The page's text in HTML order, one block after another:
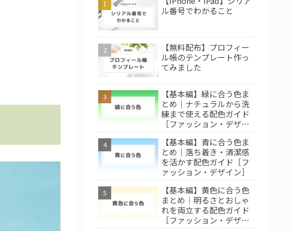
ル番号でわかること
【無料配布】プロフィー
ル帳のテンプレート作っ
てみました
【基本編】緑に合う色ま
とめ｜ナチュラルから洗
練まで使える配色ガイド
［ファッション・デザイ
【基本編】青に合う色ま
とめ｜落ち着き・清潔感
を活かす配色ガイド［フ
ァッション・デザイン］
【基本編】黄色に合う色
まとめ｜明るさとおしゃ
れを両立する配色ガイド
［ファッション・デザイ